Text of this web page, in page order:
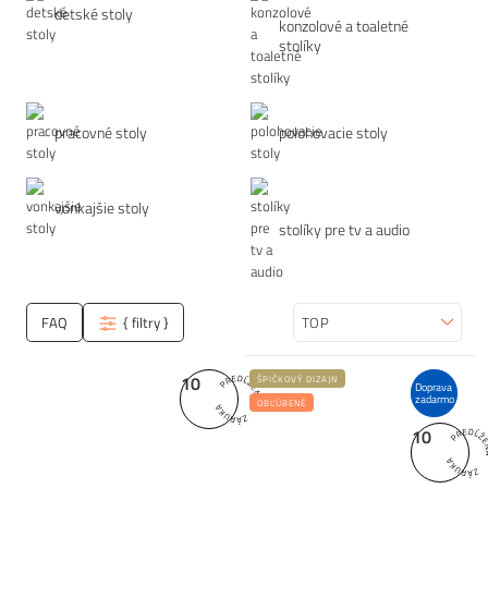
detské stoly
konzolové a toaletné
stolíky
pracovné stoly polohovacie stoly
vonkajšie stoly
stolíky pre tv a audio
FAQ { filtry } Zoradiť
10 Doprava
zadarmo
10
ŠPIČKOVÝ DIZAJN
OBĽÚBENÉ